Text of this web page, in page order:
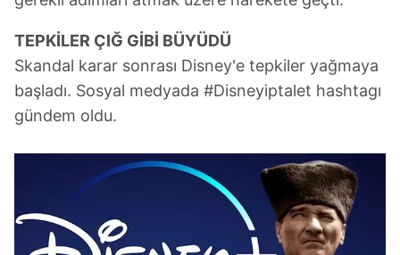
TEPKİLER ÇIĞ GİBİ BÜYÜDÜ
Skandal karar sonrası Disney'e tepkiler yağmaya
başladı. Sosyal medyada #Disneyiptalet hashtagı
gündem oldu.